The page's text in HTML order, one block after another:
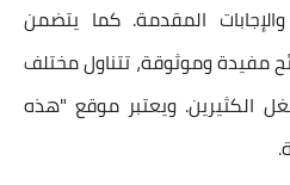
المقدمة. كما يتضمن
مفيدة وموثوقة، تتناول مختلف
الكثيرين. ويعتبر موقع "هذه